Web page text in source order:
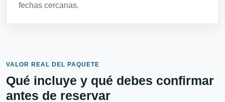
fechas cercanas.
VALOR REAL DEL PAQUETE
Qué incluye y qué debes confirmar
antes de reservar